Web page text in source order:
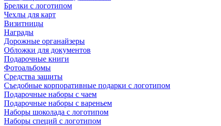
Брелки с логотипом
Чехлы для карт
Визитницы
Награды
Дорожные органайзеры
Обложки для документов
Подарочные книги
Фотоальбомы
Средства защиты
Съедобные корпоративные подарки с логотипом
Подарочные наборы с чаем
Подарочные наборы с вареньем
Наборы шоколада с логотипом
Наборы специй с логотипом